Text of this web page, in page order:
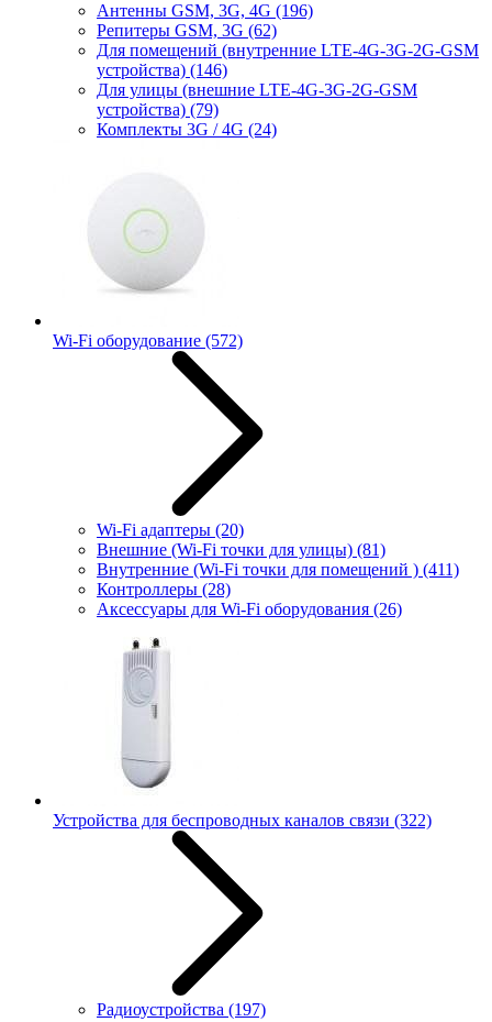
Антенны GSM, 3G, 4G (196)
Репитеры GSM, 3G (62)
Для помещений (внутренние LTE-4G-3G-2G-GSM
устройства) (146)
Для улицы (внешние LTE-4G-3G-2G-GSM
устройства) (79)
Комплекты 3G / 4G (24)
Wi-Fi оборудование (572)
Wi-Fi адаптеры (20)
Внешние (Wi-Fi точки для улицы) (81)
Внутренние (Wi-Fi точки для помещений ) (411)
Контроллеры (28)
Аксессуары для Wi-Fi оборудования (26)
Устройства для беспроводных каналов связи (322)
Радиоустройства (197)